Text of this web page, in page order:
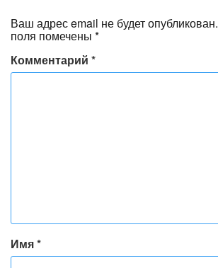
Ваш адрес email не будет опубликован.
поля помечены *
Комментарий *
Имя*